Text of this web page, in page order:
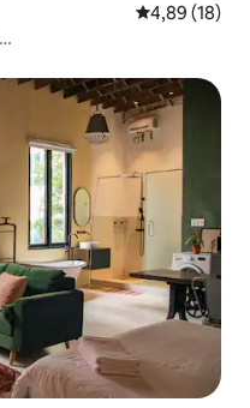
Gemiddelde
4,89 (18)